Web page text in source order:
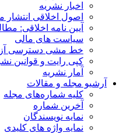
اخبار نشریه
اصول اخلاقی انتشار
آیین نامه اخلاقی:
سیاست های مالی
خط مشی دسترسی آزاد
کپی رایت و قوانین نشر
آمار نشریه
آرشیو مجله و مقالات
کلیه شماره‌های مجله
آخرین شماره
نمایه نویسندگان
نمایه واژه های کلیدی